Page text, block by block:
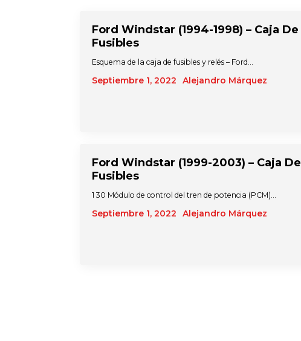
Ford Windstar (1994-1998) – Caja De
Fusibles
Septiembre 1, 2022 Alejandro Márquez
Esquema de la caja de fusibles y relés – Ford…
Ford Windstar (1999-2003) – Caja De
Fusibles
Septiembre 1, 2022 Alejandro Márquez
1 30 Módulo de control del tren de potencia (PCM)…